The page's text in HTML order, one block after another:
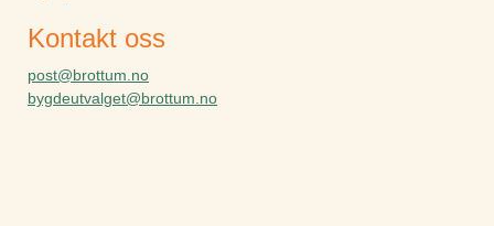
Kontakt oss
post@brottum.no
bygdeutvalget@brottum.no